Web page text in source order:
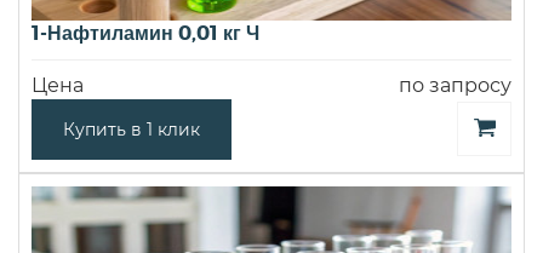
1-Нафтиламин 0,01 кг Ч
Цена по запросу
Купить в 1 клик